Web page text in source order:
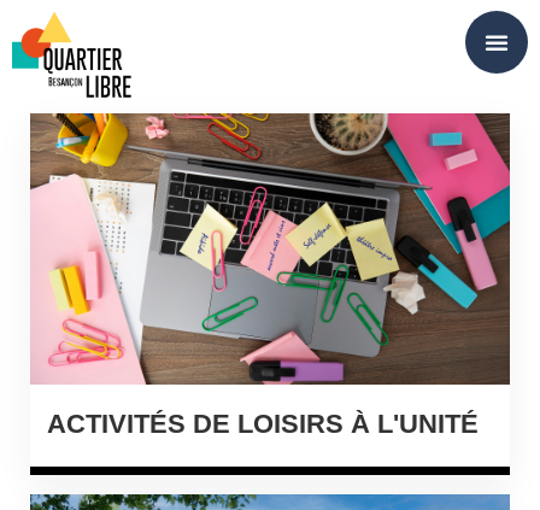
ACTIVITÉS DE LOISIRS À L'UNITÉ
Panneau de gestion des cookies